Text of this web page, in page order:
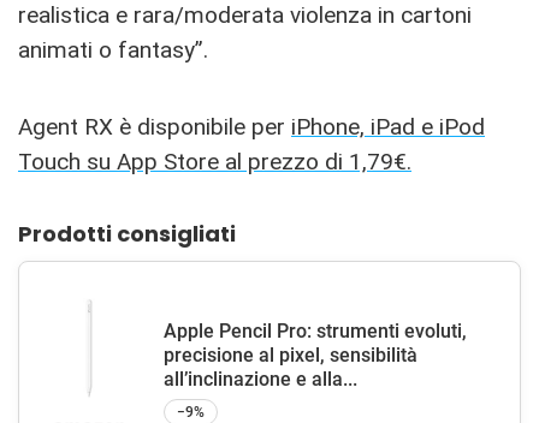
realistica e rara/moderata violenza in cartoni
animati o fantasy”.
Agent RX è disponibile per iPhone, iPad e iPod
Touch su App Store al prezzo di 1,79€.
Prodotti consigliati
Apple Pencil Pro: strumenti evoluti,
precisione al pixel, sensibilità
all’inclinazione e alla...
−9%